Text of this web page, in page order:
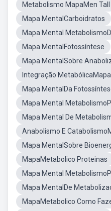
Metabolismo MapaMen Tall
Mapa MentalCarboidratos
Mapa Mental
Mapa MentalFotossíntese
Mapa MentalSobre
Integração
Mapa MentalDa
Mapa Mental
Mapa Mental De
Anabolismo E
Mapa MentalSobre
MapaMetabolico Proteinas
Mapa Mental
Mapa MentalDe
MapaMetabolico Como